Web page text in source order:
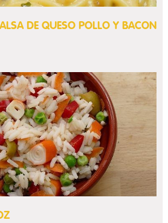
DE QUESO POLLO Y BACON